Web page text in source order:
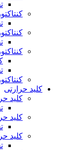
کلید حرارتی
کلید
کلید
کلید